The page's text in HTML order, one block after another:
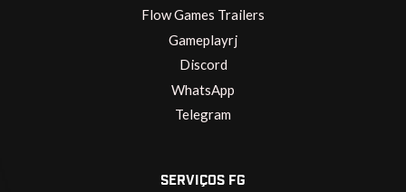
Flow Games Trailers
Gameplayrj
Discord
WhatsApp
Telegram
SERVIÇOS FG